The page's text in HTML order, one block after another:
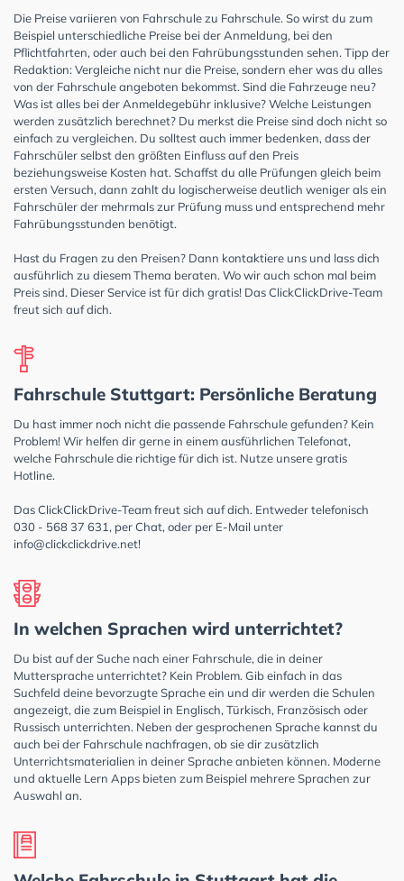
Die Preise variieren von Fahrschule zu Fahrschule. So wirst du zum
Beispiel unterschiedliche Preise bei der Anmeldung, bei den
Pflichtfahrten, oder auch bei den Fahrübungsstunden sehen. Tipp der
Redaktion: Vergleiche nicht nur die Preise, sondern eher was du alles
von der Fahrschule angeboten bekommst. Sind die Fahrzeuge neu?
Was ist alles bei der Anmeldegebühr inklusive? Welche Leistungen
werden zusätzlich berechnet? Du merkst die Preise sind doch nicht so
einfach zu vergleichen. Du solltest auch immer bedenken, dass der
Fahrschüler selbst den größten Einfluss auf den Preis
beziehungsweise Kosten hat. Schaffst du alle Prüfungen gleich beim
ersten Versuch, dann zahlt du logischerweise deutlich weniger als ein
Fahrschüler der mehrmals zur Prüfung muss und entsprechend mehr
Fahrübungsstunden benötigt.
Hast du Fragen zu den Preisen? Dann kontaktiere uns und lass dich
ausführlich zu diesem Thema beraten. Wo wir auch schon mal beim
Preis sind. Dieser Service ist für dich gratis! Das ClickClickDrive-Team
freut sich auf dich.
Fahrschule Stuttgart: Persönliche Beratung
Du hast immer noch nicht die passende Fahrschule gefunden? Kein
Problem! Wir helfen dir gerne in einem ausführlichen Telefonat,
welche Fahrschule die richtige für dich ist. Nutze unsere gratis
Hotline.
Das ClickClickDrive-Team freut sich auf dich. Entweder telefonisch
030 - 568 37 631, per Chat, oder per E-Mail unter
info@clickclickdrive.net!
In welchen Sprachen wird unterrichtet?
Du bist auf der Suche nach einer Fahrschule, die in deiner
Muttersprache unterrichtet? Kein Problem. Gib einfach in das
Suchfeld deine bevorzugte Sprache ein und dir werden die Schulen
angezeigt, die zum Beispiel in Englisch, Türkisch, Französisch oder
Russisch unterrichten. Neben der gesprochenen Sprache kannst du
auch bei der Fahrschule nachfragen, ob sie dir zusätzlich
Unterrichtsmaterialien in deiner Sprache anbieten können. Moderne
und aktuelle Lern Apps bieten zum Beispiel mehrere Sprachen zur
Auswahl an.